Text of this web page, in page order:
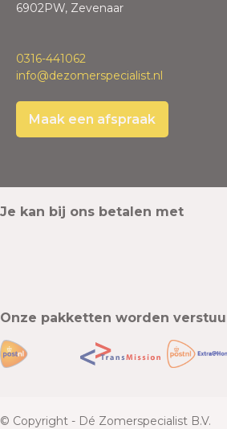
6902PW, Zevenaar
0316-441062
info@dezomerspecialist.nl
Maak een afspraak
Je kan bij ons betalen met
Onze pakketten worden
© Copyright - Dé Zomerspecialist B.V.